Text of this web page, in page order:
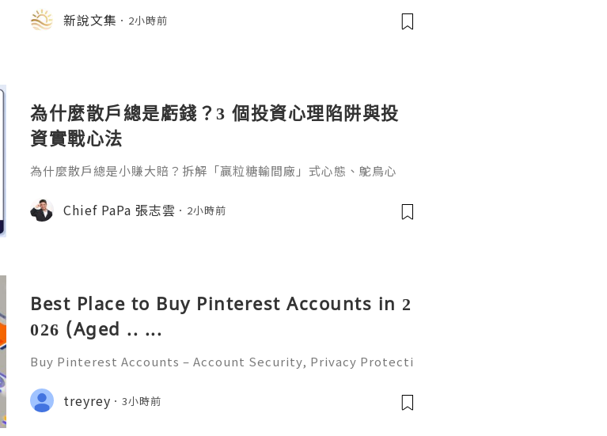
化。e-moer 旗下飾品及銀器品牌「JOEKR」，於 2026 年 5 月 13
日至 26 日（週三至週二）期間，在日本橋三越本店舉行的「獺祭」
新說文集 2小時前
為什麼散戶總是虧錢？3 個投資心理陷阱與投
資實戰心法
為什麼散戶總是小賺大賠？拆解「贏粒糖輸間廠」式心態、鴕鳥心
建立更客觀的買賣換股、換位思考與投資管理框架。
Chief PaPa 張志雲 2小時前
Best Place to Buy Pinterest Accounts in 2
026 (Aged .. ...
Buy Pinterest Accounts – Account Security, Privacy Protecti
💫🌐✨💎Fast & Reliable 24/7 Customer Support 💫💎💲💫🌐✨
💎WhatsApp :+1 (506) 541-7768 💫💎💲💫🌐✨💎Tele
treyrey 3小時前